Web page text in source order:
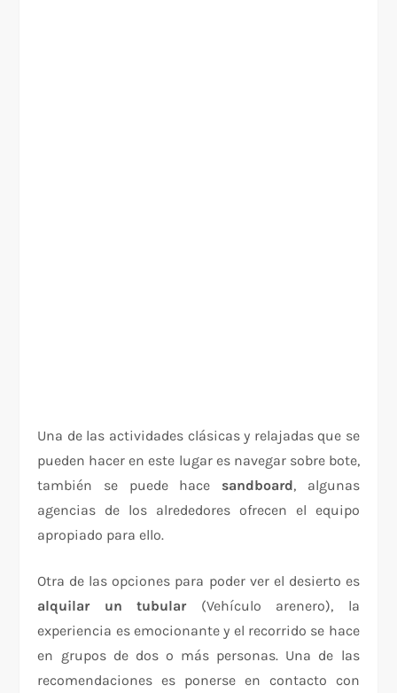
Una de las actividades clásicas y relajadas que se
pueden hacer en este lugar es navegar sobre bote,
también se puede hace sandboard, algunas
agencias de los alrededores ofrecen el equipo
apropiado para ello.
Otra de las opciones para poder ver el desierto es
alquilar un tubular(Vehículo arenero), la
experiencia es emocionante y el recorrido se hace
en grupos de dos o más personas. Una de las
recomendaciones es ponerse en contacto con